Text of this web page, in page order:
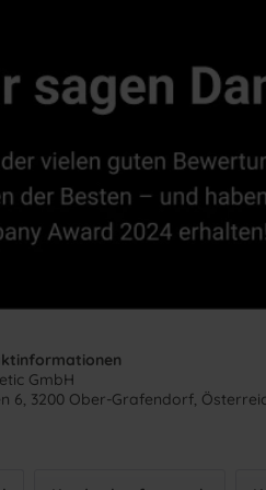
GmbH
6, 3200 Ober-Grafendorf,